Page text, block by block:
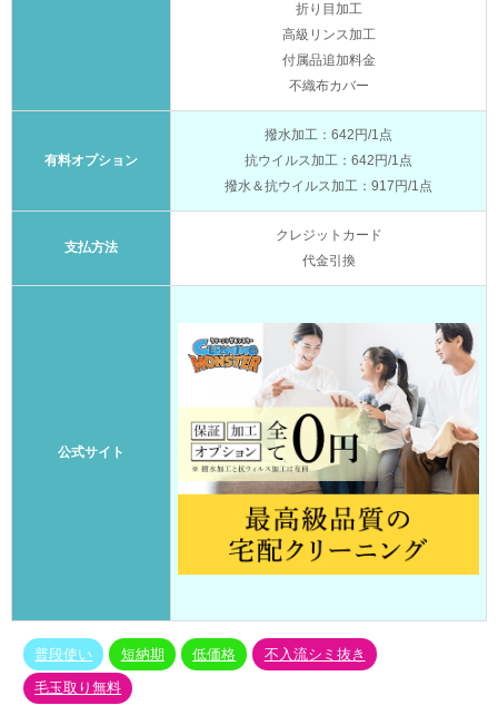
折り目加工
高級リンス加工
付属品追加料金
不織布カバー
有料オプション
撥水加工：642円/1点
抗ウイルス加工：642円/1点
撥水＆抗ウイルス加工：917円/1点
支払方法
クレジットカード
代金引換
公式サイト
普段使い 短納期 低価格 不入流シミ抜き
毛玉取り無料